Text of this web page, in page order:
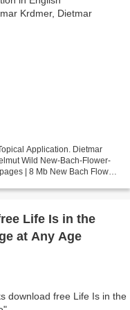
Application. Dietmar
Wild New-Bach-Flower-
| 8 Mb New Bach Flower
Life Is in the
at Any Age